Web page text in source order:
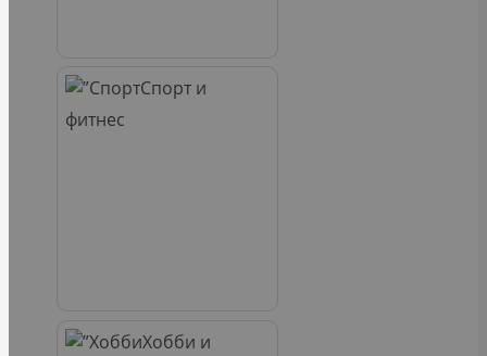
Спорт и
фитнес
Хобби и